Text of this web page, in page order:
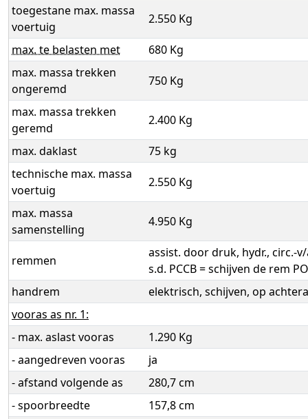
toegestane max. massa
voertuig
2.550 Kg
max. te belasten met
680 Kg
max. massa trekken
ongeremd
750 Kg
max. massa trekken
geremd
2.400 Kg
max. daklast
75 kg
technische max. massa
voertuig
2.550 Kg
max. massa
samenstelling
4.950 Kg
remmen
assist. door druk, hydr., circ.-
s.d. PCCB = schijven de rem
handrem
elektrisch, schijven, op
vooras as nr. 1:
- max. aslast vooras
1.290 Kg
- aangedreven vooras
ja
- afstand volgende as
280,7 cm
- spoorbreedte
157,8 cm